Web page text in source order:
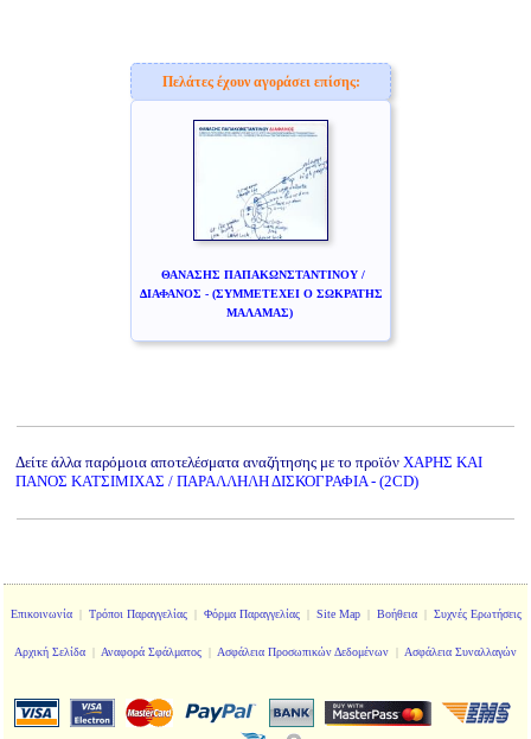
Πελάτες έχουν αγοράσει επίσης:
ΘΑΝΑΣΗΣ ΠΑΠΑΚΩΝΣΤΑΝΤΙΝΟΥ /
ΔΙΑΦΑΝΟΣ - (ΣΥΜΜΕΤΕΧΕΙ Ο ΣΩΚΡΑΤΗΣ
ΜΑΛΑΜΑΣ)
Δείτε άλλα παρόμοια αποτελέσματα αναζήτησης με το προϊόν ΧΑΡΗΣ ΚΑΙ
ΠΑΝΟΣ ΚΑΤΣΙΜΙΧΑΣ / ΠΑΡΑΛΛΗΛΗ ΔΙΣΚΟΓΡΑΦΙΑ - (2CD)
Επικοινωνία| Τρόποι Παραγγελίας| Φόρμα Παραγγελίας| Site Map| Βοήθεια| Συχνές Ερωτήσεις
Αρχική Σελίδα | Αναφορά Σφάλματος | Ασφάλεια Προσωπικών Δεδομένων | Ασφάλεια Συναλλαγών